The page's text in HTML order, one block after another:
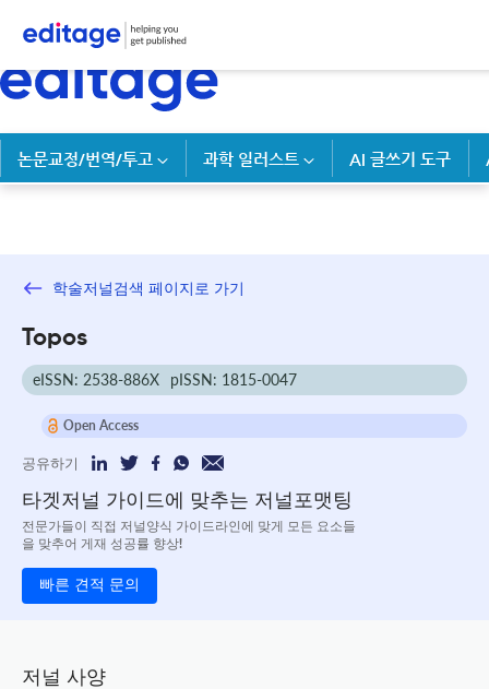
논문교정/번역/투고 과학 일러스트 AI 글쓰기 도구
학술저널검색 페이지로 가기
Topos
eISSN: 2538-886X pISSN: 1815-0047
Open Access
공유하기
타겟저널 가이드에 맞추는 저널포맷팅
전문가들이 직접 저널양식 가이드라인에 맞게 모든 요소들
을 맞추어 게재 성공률 향상!
빠른 견적 문의
저널 사양